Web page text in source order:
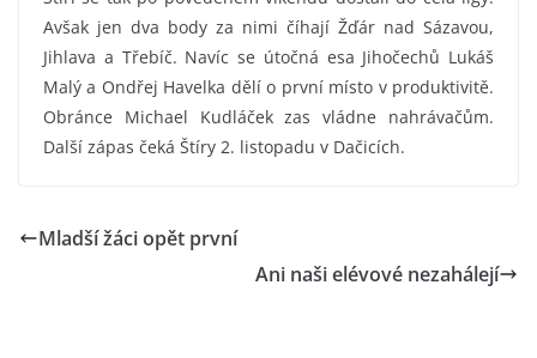
Avšak jen dva body za nimi číhají Žďár nad Sázavou,
Jihlava a Třebíč. Navíc se útočná esa Jihočechů Lukáš
Malý a Ondřej Havelka dělí o první místo v produktivitě.
Obránce Michael Kudláček zas vládne nahrávačům.
Další zápas čeká Štíry 2. listopadu v Dačicích.
Mladší žáci opět první
Ani naši elévové nezahálejí